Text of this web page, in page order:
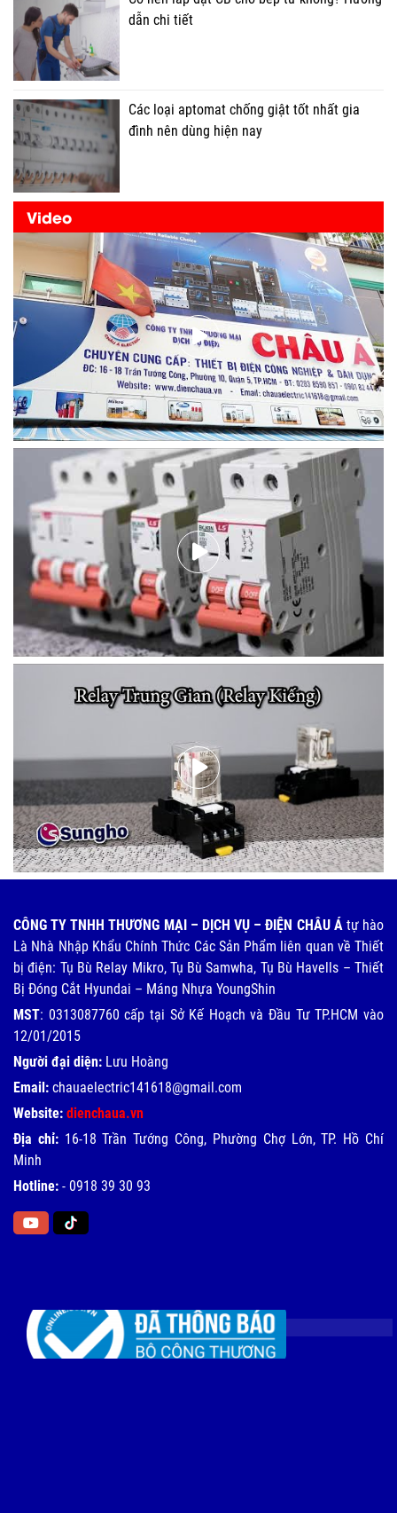
dẫn chi tiết
Các loại aptomat chống giật tốt nhất gia
đình nên dùng hiện nay
Video
CÔNG TY TNHH THƯƠNG MẠI – DỊCH VỤ – ĐIỆN CHÂU Átự hào
Là Nhà Nhập Khẩu Chính Thức Các Sản Phẩm liên quan về Thiết
bị điện: Tụ Bù Relay Mikro, Tụ Bù Samwha, Tụ Bù Havells – Thiết
Bị Đóng Cắt Hyundai – Máng Nhựa YoungShin
MST: 0313087760 cấp tại Sở Kế Hoạch và Đầu Tư TP.HCM vào
12/01/2015
Người đại diện: Lưu Hoàng
Email: chauaelectric141618@gmail.com
Website: dienchaua.vn
Địa chỉ: 16-18 Trần Tướng Công, Phường Chợ Lớn, TP. Hồ Chí
Minh
Hotline: - 0918 39 30 93